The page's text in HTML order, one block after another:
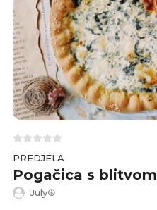
PREDJELA
Pogačica s blitvom
July☮